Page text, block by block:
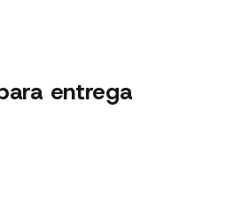
entrega